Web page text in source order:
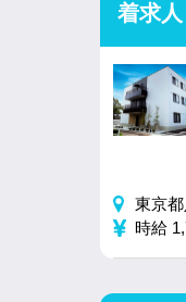
着求人
東京
時給